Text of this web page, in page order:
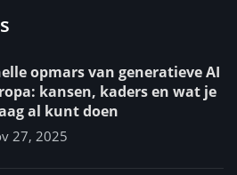
opmars van generatieve AI
kansen, kaders en wat je
al kunt doen
27, 2025